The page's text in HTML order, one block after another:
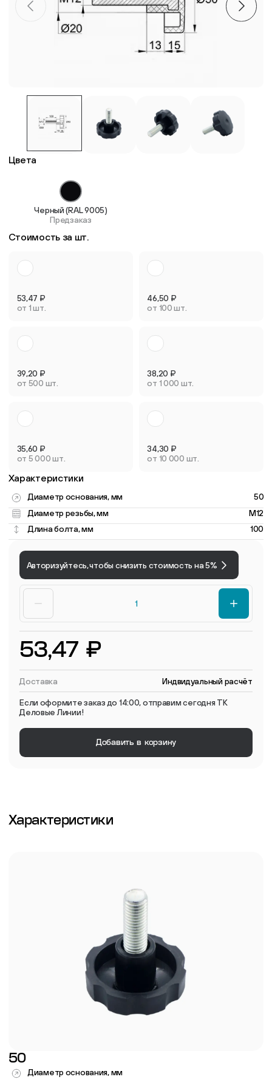
Цвета
Черный (RAL 9005)
Предзаказ
Стоимость за шт.
53,47 ₽
от 1 шт.
46,50 ₽
от 100 шт.
39,20 ₽
от 500 шт.
38,20 ₽
от 1 000 шт.
35,60 ₽
от 5 000 шт.
34,30 ₽
от 10 000 шт.
Характеристики
Диаметр основания, мм
50
Диаметр резьбы, мм
M12
Длина болта, мм
100
Авторизуйтесь, чтобы снизить стоимость на 5%
53,47 ₽
Доставка Индвидуальный расчёт
Если оформите заказ до 14:00, отправим сегодня ТК
Деловые Линии!
Добавить в корзину
Характеристики
50
Диаметр основания, мм
Пластиковые столешницы для школьных парт
Стулья
Система выравнивания плитки